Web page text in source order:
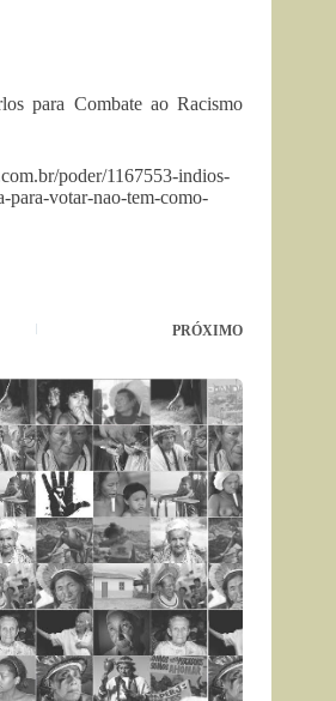
para Combate ao Racismo
poder/1167553-indios-
para-votar-nao-tem-como-
PRÓXIMO